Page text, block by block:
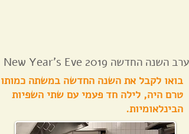
New Year's Eve ערב השנה החדשה 2019
בואו לקבל את השנה החדשה במשתה כמותו
טרם היה, לילה חד פעמי עם שתי השפיות